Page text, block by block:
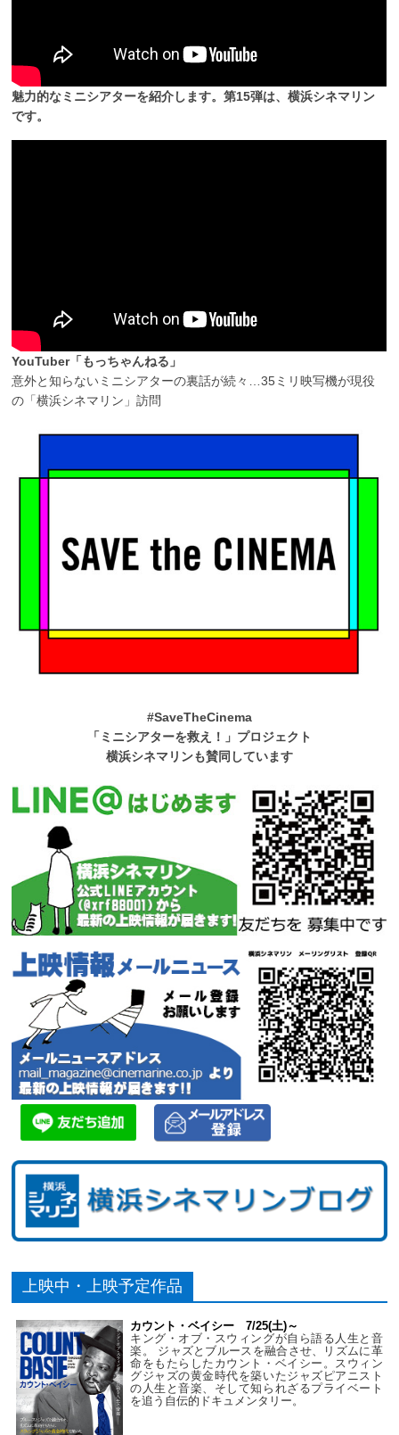
魅力的なミニシアターを紹介します。第15弾は、横浜シネマリン
です。
YouTuber「もっちゃんねる」
意外と知らないミニシアターの裏話が続々…35ミリ映写機が現役
の「横浜シネマリン」訪問
#SaveTheCinema
「ミニシアターを救え！」プロジェクト
横浜シネマリンも賛同しています
上映中・上映予定作品
カウント・ベイシー 7/25(土)～
キング・オブ・スウィングが自ら語る人生と音
楽。 ジャズとブルースを融合させ、リズムに革
命をもたらしたカウント・ベイシー。スウィン
グジャズの黄金時代を築いたジャズピアニスト
の人生と音楽、そして知られざるプライベート
を追う自伝的ドキュメンタリー。